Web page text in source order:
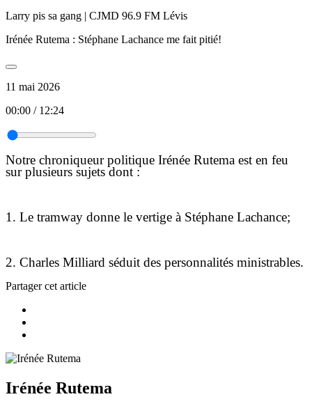
Larry pis sa gang | CJMD 96.9 FM Lévis
Irénée Rutema : Stéphane Lachance me fait pitié!
11 mai 2026
00:00 / 12:24
Notre chroniqueur politique Irénée Rutema est en feu
sur plusieurs sujets dont :
1. Le tramway donne le vertige à Stéphane Lachance;
2. Charles Milliard séduit des personnalités ministrables.
Partager cet article
Irénée Rutema